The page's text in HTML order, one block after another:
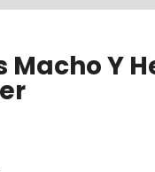
Macho Y